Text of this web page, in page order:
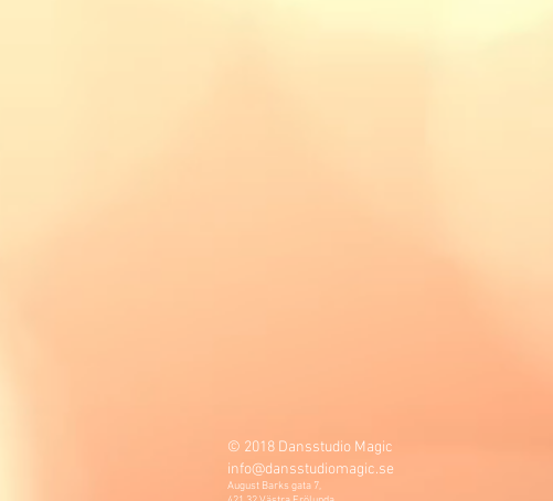
© 2018 Dansstudio Magic
info@dansstudiomagic.se
August Barks gata 7,